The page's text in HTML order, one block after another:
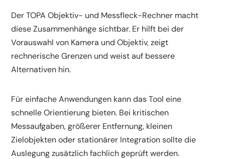
Der TOPA Objektiv- und Messfleck-Rechner macht
diese Zusammenhänge sichtbar. Er hilft bei der
Vorauswahl von Kamera und Objektiv, zeigt
rechnerische Grenzen und weist auf bessere
Alternativen hin.
Für einfache Anwendungen kann das Tool eine
schnelle Orientierung bieten. Bei kritischen
Messaufgaben, größerer Entfernung, kleinen
Zielobjekten oder stationärer Integration sollte die
Auslegung zusätzlich fachlich geprüft werden.